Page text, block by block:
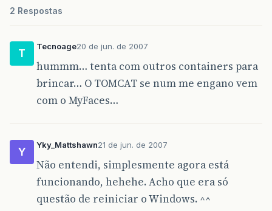
2 Respostas
T
Tecnoage20 de jun. de 2007
hummm… tenta com outros containers para
brincar… O TOMCAT se num me engano vem
com o MyFaces…
Y
Yky_Mattshawn21 de jun. de 2007
Não entendi, simplesmente agora está
funcionando, hehehe. Acho que era só
questão de reiniciar o Windows. ^^